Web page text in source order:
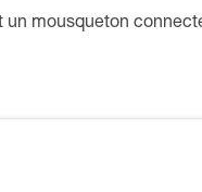
un mousqueton